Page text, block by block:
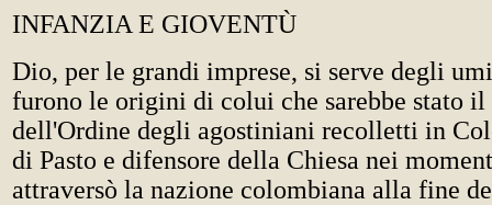
INFANZIA E GIOVENTÙ
Dio, per le grandi imprese, si serve degli
furono le origini di colui che sarebbe stato il
dell'Ordine degli agostiniani recolletti in
di Pasto e difensore della Chiesa nei
attraversò la nazione colombiana alla fine